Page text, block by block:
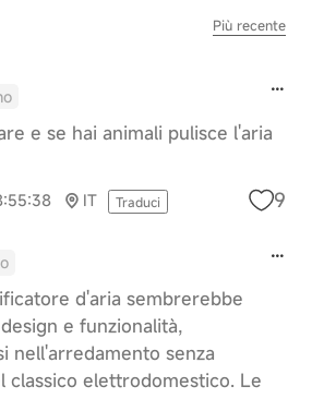
Più recente
e se hai animali pulisce l'aria
IT Traduci 9
d'aria sembrerebbe
e funzionalità,
nell'arredamento senza
classico elettrodomestico. Le